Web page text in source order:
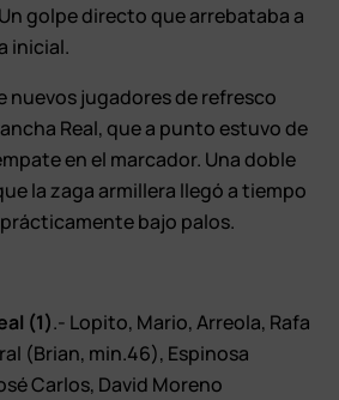
golpe directo que arrebataba a
inicial.
nuevos jugadores de refresco
Real, que a punto estuvo de
en el marcador. Una doble
la zaga armillera llegó a tiempo
bajo palos.
(1).- Lopito, Mario, Arreola, Rafa
(Brian, min.46), Espinosa
Carlos, David Moreno